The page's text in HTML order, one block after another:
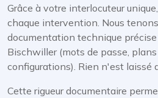
Grâce à votre interlocuteur
chaque intervention. Nous
documentation technique
Bischwiller (mots de passe, plans
configurations). Rien n'est laissé
Cette rigueur documentaire